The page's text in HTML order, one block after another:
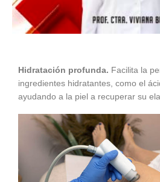
Hidratación profunda. Facilita la
ingredientes hidratantes, como el
ayudando a la piel a recuperar su